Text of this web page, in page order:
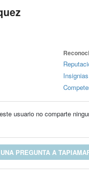
Insignias
usuario no comparte
PREGUNTA A